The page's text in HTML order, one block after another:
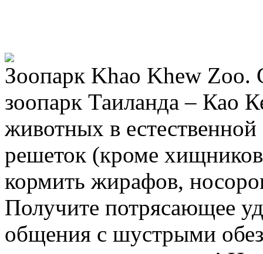
Зоопарк Khao Khew
зоопарк Таиланда – Као
животных в естественной
решеток (кроме
кормить жирафов,
Получите потрясающее
общения с шустрыми